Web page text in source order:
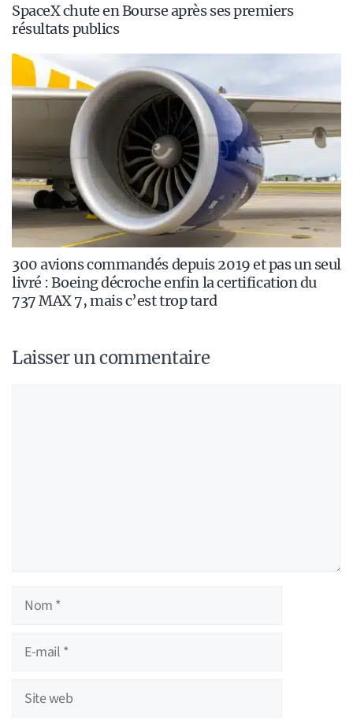
SpaceX chute en Bourse après ses premiers
résultats publics
300 avions commandés depuis 2019 et pas un seul
livré : Boeing décroche enfin la certification du
737 MAX 7, mais c’est trop tard
Laisser un commentaire
Nom
Site
web